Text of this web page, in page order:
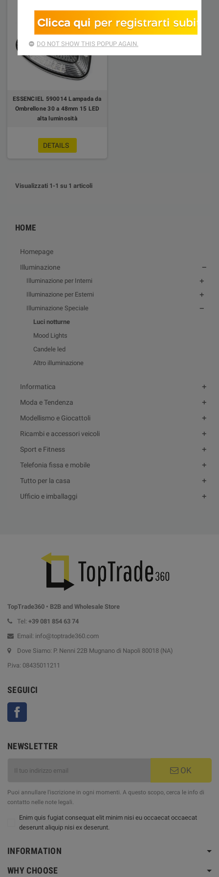
HOME
Homepage
Illuminazione
Illuminazione per Interni
Illuminazione per Esterni
Illuminazione Speciale
Luci notturne
Mood Lights
Candele led
Altro illuminazione
Informatica
Moda e Tendenza
Modellismo e Giocattoli
Ricambi e accessori veicoli
Sport e Fitness
Telefonia fissa e mobile
Tutto per la casa
Ufficio e imballaggi
ESSENCIEL 590014 Lampada da
Ombrellone 30 a 48mm 15 LED
alta luminosità
DETAILS
Visualizzati 1-1 su 1 articoli
TopTrade360 • B2B and Wholesale Store
Tel: +39 081 854 63 74
Email: info@toptrade360.com
Dove Siamo: P. Nenni 22B Mugnano di Napoli 80018 (NA)
P.iva: 08435011211
SEGUICI
NEWSLETTER
OK
Puoi annullare l'iscrizione in ogni momenti. A questo scopo, cerca le info di
contatto nelle note legali.
Enim quis fugiat consequat elit minim nisi eu occaecat occaecat
deserunt aliquip nisi ex deserunt.
INFORMATION
WHY CHOOSE
DO NOT SHOW THIS POPUP AGAIN.